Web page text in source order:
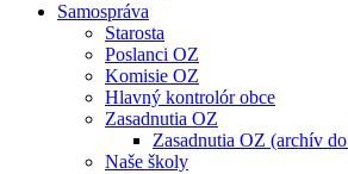
Samospráva
Starosta
Poslanci OZ
Komisie OZ
Hlavný kontrolór obce
Zasadnutia OZ
Zasadnutia OZ (archív
Naše školy